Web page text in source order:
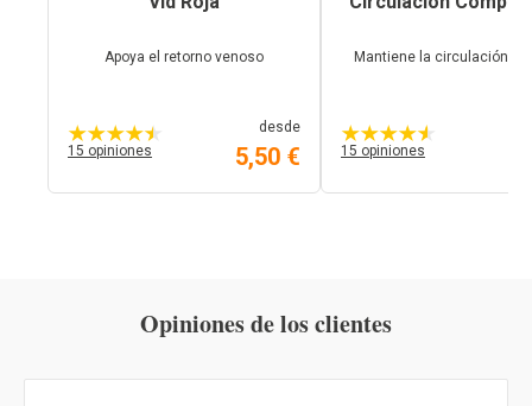
Apoya el retorno venoso
15 opiniones
desde
5,50 €
Mantiene la circulación
15 opiniones
Opiniones de los clientes